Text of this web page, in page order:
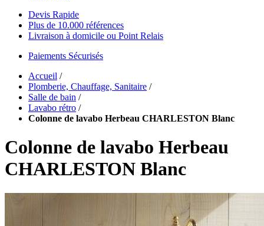
Devis Rapide
Plus de 10.000 références
Livraison à domicile ou Point Relais
Paiements Sécurisés
Accueil /
Plomberie, Chauffage, Sanitaire /
Salle de bain /
Lavabo rétro /
Colonne de lavabo Herbeau CHARLESTON Blanc
Colonne de lavabo Herbeau
CHARLESTON Blanc